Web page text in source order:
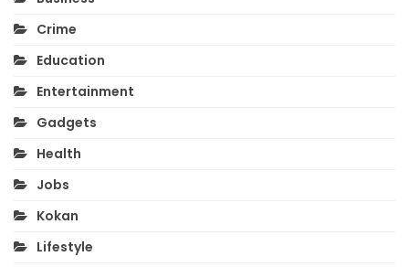
Crime
Education
Entertainment
Gadgets
Health
Jobs
Kokan
Lifestyle